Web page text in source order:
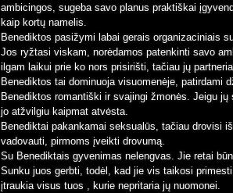
ambicingos, sugeba savo planus praktiškai
kaip kortų namelis.
Benediktos pasižymi labai gerais organizaciniais
Jos ryžtasi viskam, norėdamos patenkinti savo
ilgam laikui prie ko nors prisirišti, tačiau jų
Benediktos tai dominuoja visuomenėje, patirdami
Benediktos romantiški ir svajingi žmonės. Jeigu
jo atžvilgiu kaipmat atvėsta.
Benediktai pakankamai seksualūs, tačiau drovisi
vadovauti, pirmoms įveikti drovumą.
Su Benediktais gyvenimas nelengvas. Jie retai
Sunku juos gerbti, todėl, kad jie vis taikosi
įtraukia visus tuos , kurie nepritaria jų nuomonei.